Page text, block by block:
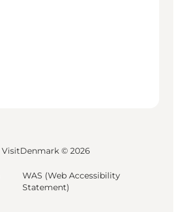
VisitDenmark © 2026
WAS (Web Accessibility
Statement)